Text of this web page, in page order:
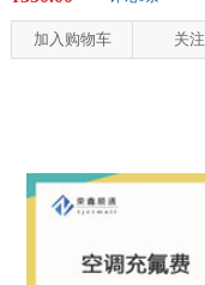
加入购物车 关注